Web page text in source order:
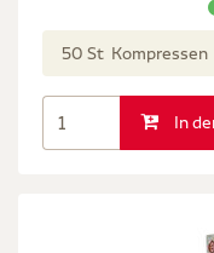
50 St Kompressen
In